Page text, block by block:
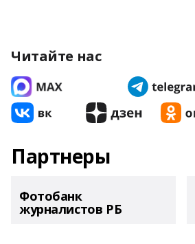
Читайте нас
Партнеры
Фотобанк
журналистов РБ